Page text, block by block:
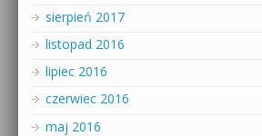
sierpień 2017
listopad 2016
lipiec 2016
czerwiec 2016
maj 2016